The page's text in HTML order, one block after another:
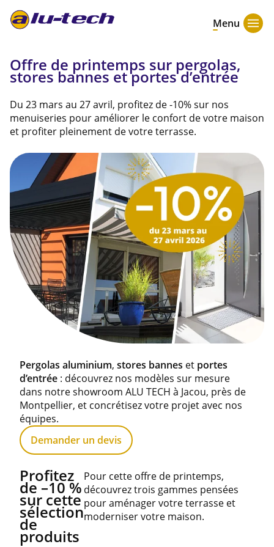
Menu
Offre de printemps sur pergolas,
stores bannes et portes d’entrée
Du 23 mars au 27 avril, profitez de -10% sur nos
menuiseries pour améliorer le confort de votre maison
et profiter pleinement de votre terrasse.
Pergolas aluminium, stores bannes et portes
d’entrée : découvrez nos modèles sur mesure
dans notre showroom ALU TECH à Jacou, près de
Montpellier, et concrétisez votre projet avec nos
équipes.
Demander un devis
Profitez
de –10 %
sur cette
sélection
de
produits
Pour cette offre de printemps,
découvrez trois gammes pensées
pour aménager votre terrasse et
moderniser votre maison.